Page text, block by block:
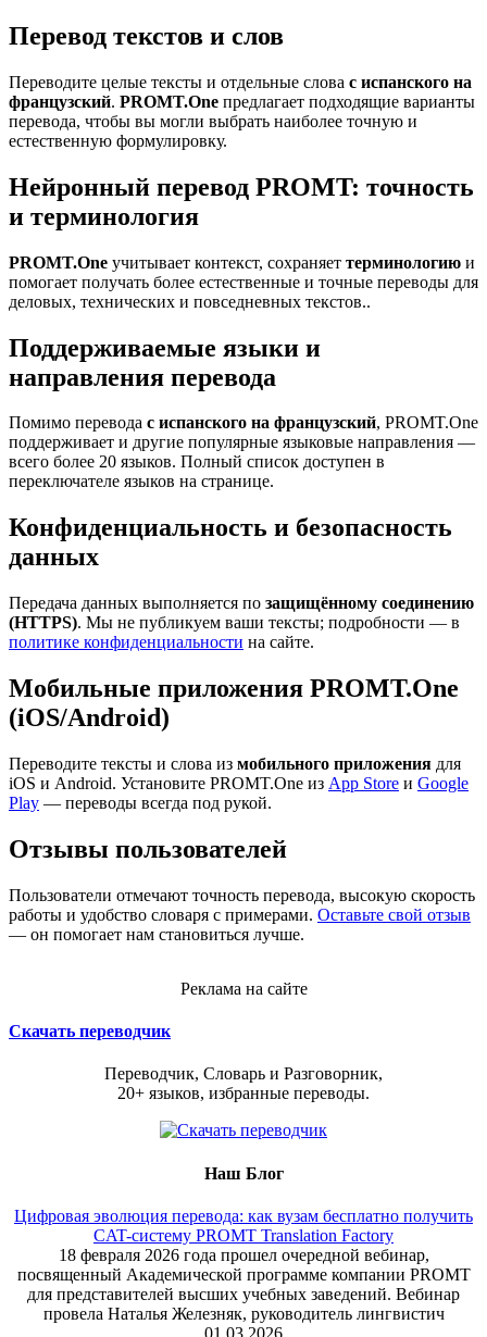
Перевод текстов и слов
Переводите целые тексты и отдельные слова с испанского на
французский. PROMT.One предлагает подходящие варианты
перевода, чтобы вы могли выбрать наиболее точную и
естественную формулировку.
Нейронный перевод PROMT: точность
и терминология
PROMT.One учитывает контекст, сохраняет терминологию и
помогает получать более естественные и точные переводы для
деловых, технических и повседневных текстов..
Поддерживаемые языки и
направления перевода
Помимо перевода с испанского на французский, PROMT.One
поддерживает и другие популярные языковые направления —
всего более 20 языков. Полный список доступен в
переключателе языков на странице.
Конфиденциальность и безопасность
данных
Передача данных выполняется по защищённому соединению
(HTTPS). Мы не публикуем ваши тексты; подробности — в
политике конфиденциальности на сайте.
Мобильные приложения PROMT.One
(iOS/Android)
Переводите тексты и слова из мобильного приложения для
iOS и Android. Установите PROMT.One из App Store и Google
Play — переводы всегда под рукой.
Отзывы пользователей
Пользователи отмечают точность перевода, высокую скорость
работы и удобство словаря с примерами. Оставьте свой отзыв
— он помогает нам становиться лучше.
Реклама на сайте
Скачать переводчик
Переводчик, Словарь и Разговорник,
20+ языков, избранные переводы.
Наш Блог
Цифровая эволюция перевода: как вузам бесплатно получить
CAT-систему PROMT Translation Factory
18 февраля 2026 года прошел очередной вебинар,
посвященный Академической программе компании PROMT
для представителей высших учебных заведений. Вебинар
провела Наталья Железняк, руководитель лингвистич
01.03.2026